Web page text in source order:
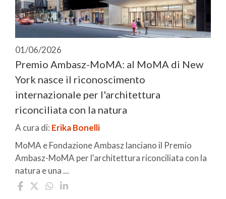
01/06/2026
Premio Ambasz-MoMA: al MoMA di New
York nasce il riconoscimento
internazionale per l'architettura
riconciliata con la natura
A cura di: Erika Bonelli
MoMA e Fondazione Ambasz lanciano il Premio
Ambasz-MoMA per l'architettura riconciliata con la
natura e una ...